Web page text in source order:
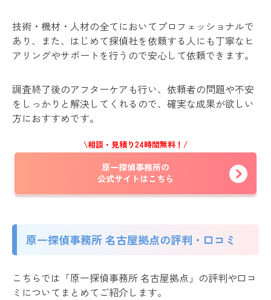
技術・機材・人材の全てにおいてプロフェッショナルで
あり、また、はじめて探偵社を依頼する人にも丁寧なヒ
アリングやサポートを行うので安心して依頼できます。
調査終了後のアフターケアも行い、依頼者の問題や不安
をしっかりと解決してくれるので、確実な成果が欲しい
方におすすめです。
\相談・見積り24時間無料！/
原一探偵事務所の
公式サイトはこちら
原一探偵事務所 名古屋拠点の評判・口コミ
こちらでは「原一探偵事務所 名古屋拠点」の評判や口コ
ミについてまとめてご紹介します。